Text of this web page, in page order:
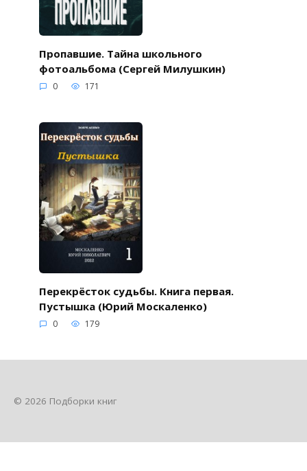
Пропавшие. Тайна школьного
фотоальбома (Сергей Милушкин)
0 171
Перекрёсток судьбы. Книга первая.
Пустышка (Юрий Москаленко)
0 179
© 2026 Подборки книг